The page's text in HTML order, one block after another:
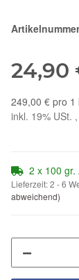
24,90
249,00 € pro 1
inkl. 19% USt.
2 x 100 gr.
Lieferzeit:2 - 6
abweichend)